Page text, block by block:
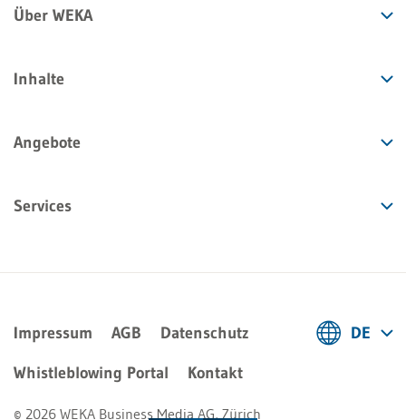
Über WEKA
Inhalte
Angebote
Services
Impressum AGB
Datenschutz
Whistleblowing Portal
Kontakt
© 2026 WEKA Business Media AG, Zürich
DE